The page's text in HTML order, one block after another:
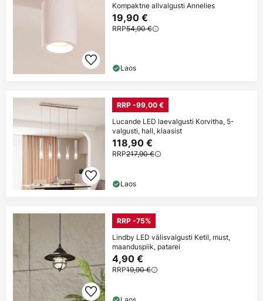
Kompaktne allvalgusti Annelies
19,90 €
RRP54,90 €
Laos
RRP -99,00 €
Lucande LED laevalgusti Korvitha, 5-
valgusti, hall, klaasist
118,90 €
RRP217,90 €
Laos
RRP -75%
Lindby LED välisvalgusti Ketil, must,
maanduspiik, patarei
4,90 €
RRP19,90 €